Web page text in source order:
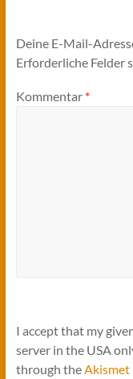
Deine E-Mail-
Erforderliche Felder
Kommentar *
I accept that my
server in the USA
through the Akismet